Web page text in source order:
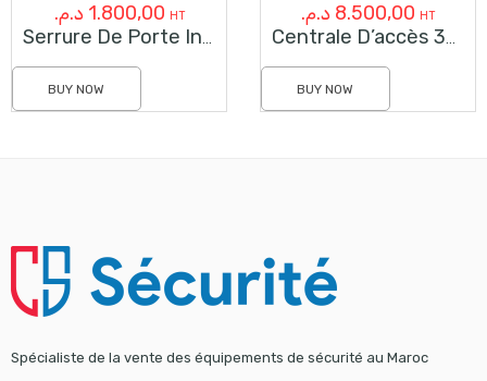
1.800,00 د.م. HT
Serrure De Porte Intelligente ZKTeco DL30DB
BUY NOW
8.500,00 د.م. HT
Centrale D’accès 30 Portes CT EVOLUTION
BUY NOW
Spécialiste de la vente des équipements de sécurité au Maroc